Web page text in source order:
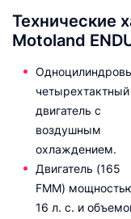
Технические
Motoland
четырехтактный
двигатель с
воздушным
охлаждением.
Двигатель (165
FMM)
16 л. с. и